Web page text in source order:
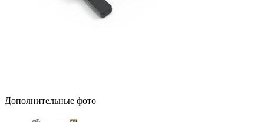
Дополнительные фото